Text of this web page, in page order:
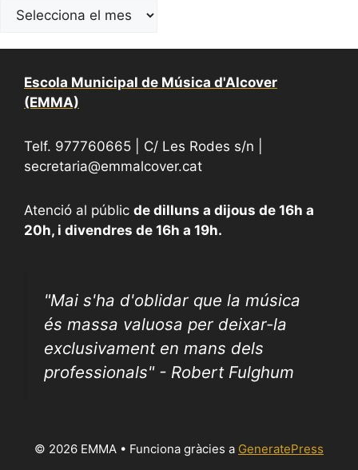
Escola Municipal de Música d'Alcover
(EMMA)
Telf. 977760665 | C/ Les Rodes s/n |
secretaria@emmalcover.cat
Atenció al públic de dilluns a dijous de 16h a
20h, i divendres de 16h a 19h.
"Mai s'ha d'oblidar que la música
és massa valuosa per deixar-la
exclusivament en mans dels
professionals" - Robert Fulghum
© 2026 EMMA • Funciona gràcies a GeneratePress